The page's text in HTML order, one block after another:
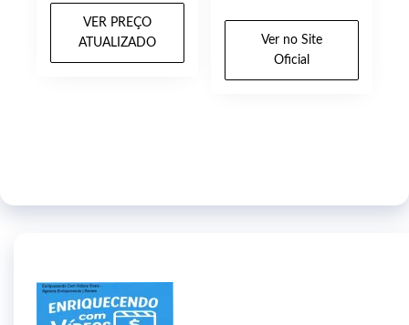
VER PREÇO
ATUALIZADO
Ver no Site
Oficial